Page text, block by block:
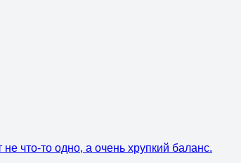
что-то одно, а очень хрупкий баланс.